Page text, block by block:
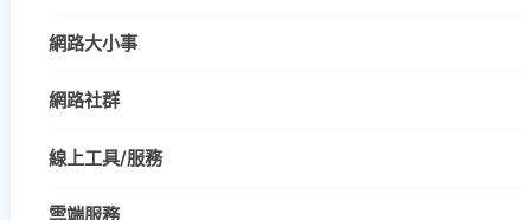
網路大小事
網路社群
線上工具/服務
雲端服務